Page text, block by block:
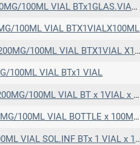
100ML VIAL BTx1GLAS.VIALx100ML
100ML VIAL BTX1VIALX100ML
100ML VIAL BTX1VIAL X100ML
100ML VIAL BTx1 VIAL
VIAL BT x 1VIAL x 100ML (ΓΥΑΛΙΝΗ ΦΙΑΛΗ)
VIAL BOTTLE x 100ML (ΠΛΑΣΤΙΚΗ ΦΙΑΛΗ)
VIAL SOL.INF BTx 1 VIAL x 100 ML